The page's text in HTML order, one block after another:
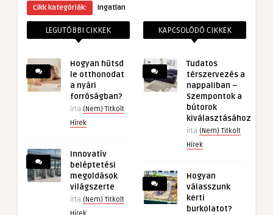
Cikk kategóriák:
Ingatlan
LEGUTÓBBI CIKKEK
Hogyan hűtsd
le otthonodat
a nyári
forróságban?
írta (Nem) Titkolt
Hírek
Innovatív
beléptetési
megoldások
világszerte
írta (Nem) Titkolt
KAPCSOLÓDÓ CIKKEK
Tudatos
térszervezés a
nappaliban –
Szempontok a
bútorok
kiválasztásához
írta (Nem) Titkolt
Hírek
Hogyan
válasszunk
kerti
burkolatot?